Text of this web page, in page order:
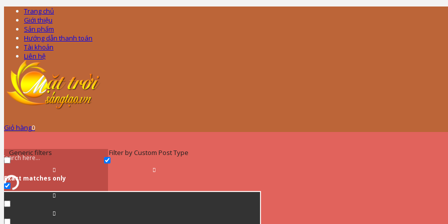
Trang chủ
Giới thiệu
Sản phẩm
Hướng dẫn thanh toán
Tài khoản
Liên hệ
Giỏ hàng0
Generic filters
Exact matches only
Filter by Custom Post Type